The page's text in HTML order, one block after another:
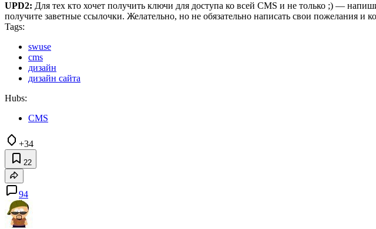
UPD2: Для тех кто хочет получить ключи для доступа ко всей CMS и не только ;) —
получите заветные ссылочки. Желательно, но не обязательно написать свои пожелания и
Tags:
swuse
cms
дизайн
дизайн сайта
Hubs:
CMS
+34
22
94